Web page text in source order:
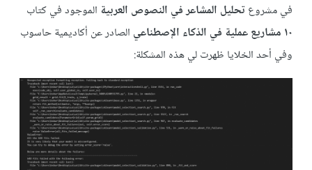
في مشروعتحليل المشاعر في النصوص العربيةالموجود في كتاب
١٠ مشاريع عملية في الذكاء الإصطناعي
الصادر عن أكاديمية حاسوب
وفي أحد الخلايا ظهرت لي هذه المشكلة: